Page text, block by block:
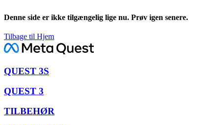
Denne side er ikke tilgængelig lige nu. Prøv igen senere.
Tilbage til Hjem
QUEST 3S
QUEST 3
TILBEHØR